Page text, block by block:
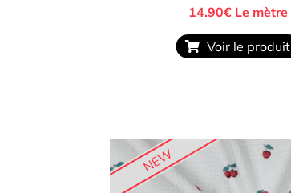
14.90€Le mètre
Voir le produit
NEW